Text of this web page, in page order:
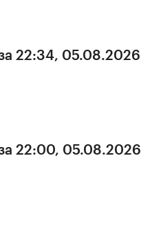
22:34, 05.08.2026
22:00, 05.08.2026